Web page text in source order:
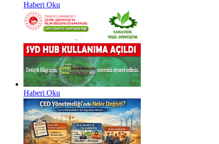
Haberi Oku
Haberi Oku